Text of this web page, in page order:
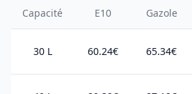
Capacité E10 Gazole
30 L 60.24€ 65.34€